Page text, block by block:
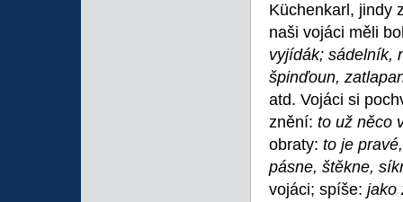
Küchenkarl, jindy
naši vojáci měli
vyjídák; sádelník,
špinďoun,
atd. Vojáci si
znění: to už něco
obraty: to je
pásne, štěkne,
vojáci; spíše: jako